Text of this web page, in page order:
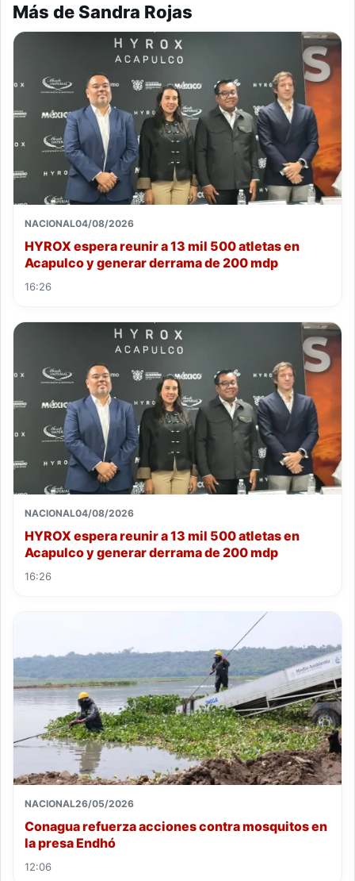
Más de Sandra Rojas
NACIONAL04/08/2026
HYROX espera reunir a 13 mil 500 atletas en
Acapulco y generar derrama de 200 mdp
16:26
NACIONAL04/08/2026
HYROX espera reunir a 13 mil 500 atletas en
Acapulco y generar derrama de 200 mdp
16:26
NACIONAL26/05/2026
Conagua refuerza acciones contra mosquitos en
la presa Endhó
12:06